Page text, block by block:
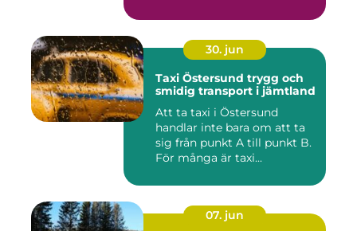
30. jun
Taxi Östersund trygg och
smidig transport i jämtland
Att ta taxi i Östersund
handlar inte bara om att ta
sig från punkt A till punkt B.
För många är taxi...
07. jun